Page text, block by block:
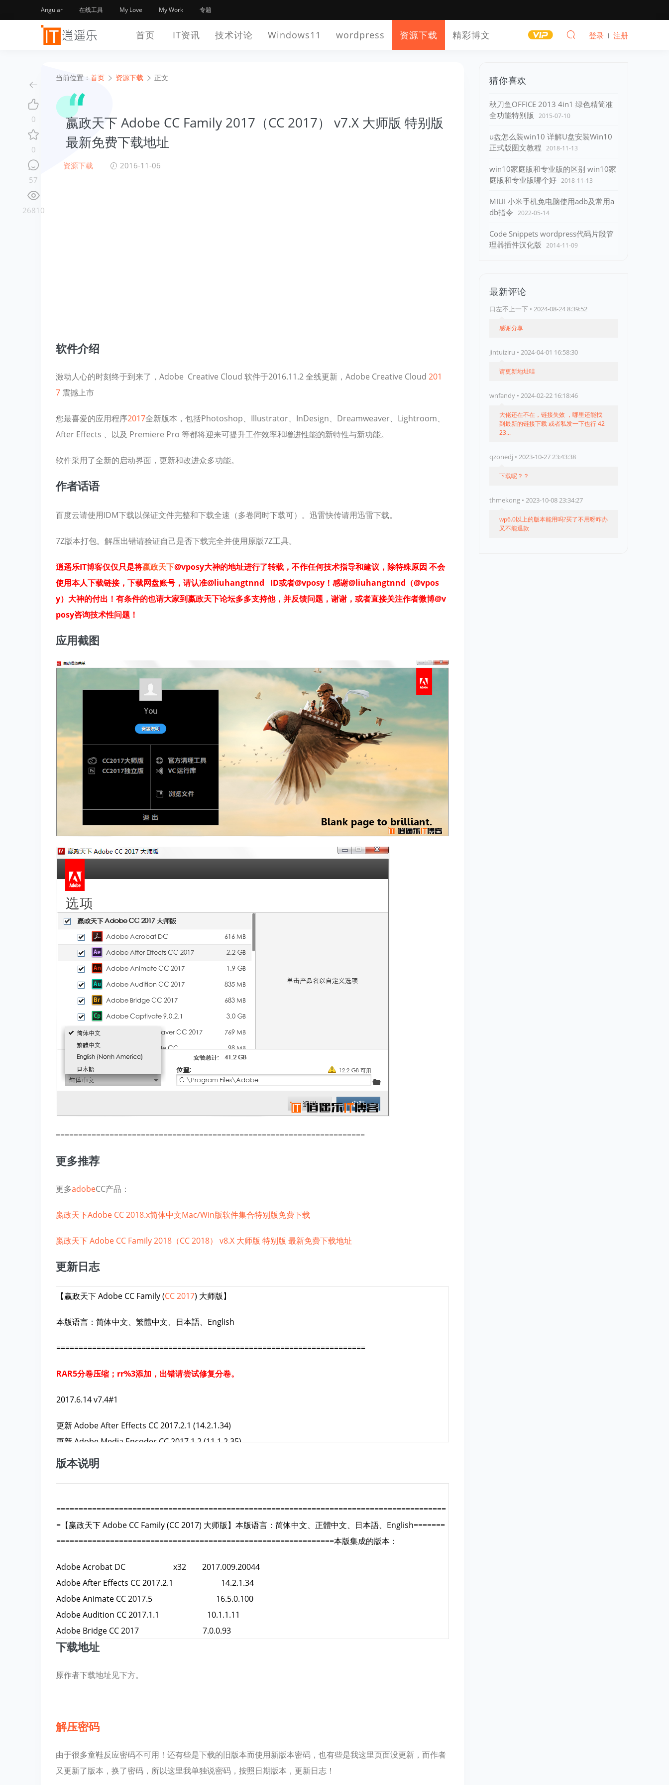
Angular 在线工具 My Love My Work 专题
首页 IT资讯 技术讨论 Windows11 wordpress 资源下载 精彩博文 登录 注册
当前位置： 首页 资源下载 正文
嬴政天下 Adobe CC Family 2017（CC 2017） v7.X 大师版 特别版
最新免费下载地址
资源下载 2016-11-06
软件介绍
激动人心的时刻终于到来了，Adobe Creative Cloud 软件于2016.11.2 全线更新，Adobe Creative Cloud 201
7 震撼上市
您最喜爱的应用程序2017全新版本，包括Photoshop、Illustrator、InDesign、Dreamweaver、Lightroom、
After Effects 、以及 Premiere Pro 等都将迎来可提升工作效率和增进性能的新特性与新功能。
软件采用了全新的启动界面，更新和改进众多功能。
作者话语
百度云请使用IDM下载以保证文件完整和下载全速（多卷同时下载可）。迅雷快传请用迅雷下载。
7Z版本打包。解压出错请验证自己是否下载完全并使用原版7Z工具。
逍遥乐IT博客仅仅只是将嬴政天下@vposy大神的地址进行了转载，不作任何技术指导和建议，除特殊原因 不会
使用本人下载链接，下载网盘账号，请认准@liuhangtnnd ID或者@vposy！感谢@liuhangtnnd（@vpos
y）大神的付出！有条件的也请大家到嬴政天下论坛多多支持他，并反馈问题，谢谢，或者直接关注作者微博@v
posy咨询技术性问题！
应用截图
=====================================================================
更多推荐
更多adobeCC产品：
嬴政天下Adobe CC 2018.x简体中文Mac/Win版软件集合特别版免费下载
嬴政天下 Adobe CC Family 2018（CC 2018） v8.X 大师版 特别版 最新免费下载地址
更新日志
【赢政天下 Adobe CC Family (CC 2017) 大师版】
本版语言：简体中文、繁體中文、日本語、English
=====================================================================
RAR5分卷压缩；rr%3添加，出错请尝试修复分卷。
2017.6.14 v7.4#1
更新 Adobe After Effects CC 2017.2.1 (14.2.1.34)
更新 Adobe Media Encoder CC 2017.1.2 (11.1.2.35)
更新 Adobe Dreamweaver CC 2017.5 (17.5.0.9878)
更新 Adobe Prelude CC 2017.1.2 (6.1.2.14)
2017.4.7 v7.2#2
更新 Adobe Animate CC 2017.2 (16.2.0.24)
更新 Adobe Illustrator CC 2017.1 (21.1.0.326)
更新 Adobe InDesign CC 2017.1 (12.1.0.56)
更新 Adobe Photoshop CC 2017.1 (18.1.0.207)
ACC/AAM SP 内核更新
更新 Adobe Animate CC 2017.1 (16.1.0.86)
更新 Adobe Acrobat DC 2015.023.20070
更新 Adobe Illustrator CC 2017.1 (21.1.0.325)
版本说明
=======================================================================================
= 【赢政天下 Adobe CC Family (CC 2017) 大师版】 本版语言：简体中文、正體中文、日本語、English=======
==============================================================本版集成的版本：
Adobe Acrobat DC x32 2017.009.20044
Adobe After Effects CC 2017.2.1 14.2.1.34
Adobe Animate CC 2017.5 16.5.0.100
Adobe Audition CC 2017.1.1 10.1.1.11
Adobe Bridge CC 2017 7.0.0.93
Adobe Captivate 2017 10.0.0.192
Adobe Dreamweaver CC 2017.5 17.5.0.9878
Adobe Encore CS6 6.0.2.004
Adobe Extension Manager CC x32 7.3.2
Adobe Fireworks CS6 x32 12.0.1.273
下载地址
原作者下载地址见下方。
解压密码
由于很多童鞋反应密码不可用！还有些是下载的旧版本而使用新版本密码，也有些是我这里页面没更新，而作者
又更新了版本，换了密码，所以这里我单独说密码，按照日期版本，更新日志！
猜你喜欢
秋刀鱼OFFICE 2013 4in1 绿色精简准
全功能特别版 2015-07-10
u盘怎么装win10 详解U盘安装Win10
正式版图文教程 2018-11-13
win10家庭版和专业版的区别 win10家
庭版和专业版哪个好 2018-11-13
MIUI 小米手机免电脑使用adb及常用a
db指令 2022-05-14
Code Snippets wordpress代码片段管
理器插件汉化版 2014-11-09
最新评论
口左不上一下 • 2024-08-24 8:39:52
感谢分享
jintuiziru • 2024-04-01 16:58:30
请更新地址哇
wnfandy • 2024-02-22 16:18:46
大佬还在不在，链接失效 ，哪里还能找
到最新的链接下载 或者私发一下也行 42
23...
qzonedj • 2023-10-27 23:43:38
下载呢？？
thmekong • 2023-10-08 23:34:27
wp6.0以上的版本能用吗?买了不用呀咋办
又不能退款
0
0
57
26810